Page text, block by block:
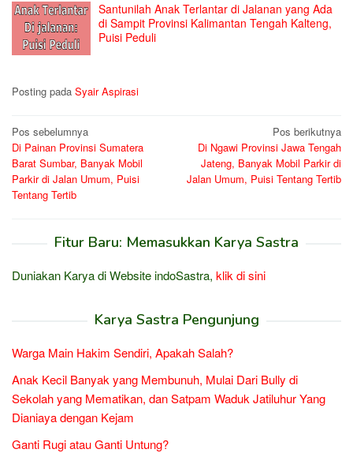
Santunilah Anak Terlantar di Jalanan yang Ada
di Sampit Provinsi Kalimantan Tengah Kalteng,
Puisi Peduli
Posting pada Syair Aspirasi
Navigasi
pos
Pos sebelumnya
Di Painan Provinsi Sumatera
Barat Sumbar, Banyak Mobil
Parkir di Jalan Umum, Puisi
Tentang Tertib
Pos berikutnya
Di Ngawi Provinsi Jawa Tengah
Jateng, Banyak Mobil Parkir di
Jalan Umum, Puisi Tentang Tertib
Fitur Baru: Memasukkan Karya Sastra
Duniakan Karya di Website indoSastra, klik di sini
Karya Sastra Pengunjung
Warga Main Hakim Sendiri, Apakah Salah?
Anak Kecil Banyak yang Membunuh, Mulai Dari Bully di
Sekolah yang Mematikan, dan Satpam Waduk Jatiluhur Yang
Dianiaya dengan Kejam
Ganti Rugi atau Ganti Untung?